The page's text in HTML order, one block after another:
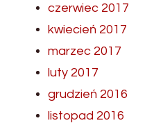
czerwiec 2017
kwiecień 2017
marzec 2017
luty 2017
grudzień 2016
listopad 2016